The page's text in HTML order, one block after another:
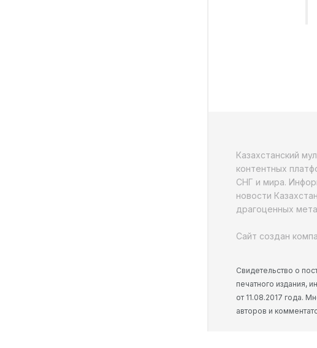
Казахстанский
контентных
СНГ и мира.
новости
драгоценных
Сайт создан
Свидетельство о
печатного издания,
от 11.08.2017 года.
авторов и